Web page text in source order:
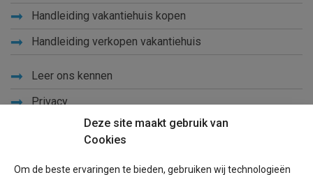
Deze site maakt gebruik van
Cookies
Om de beste ervaringen te bieden, gebruiken wij technologieën
Handleiding vakantiehuis kopen
Handleiding verkopen vakantiehuis
Leer ons kennen
Privacy